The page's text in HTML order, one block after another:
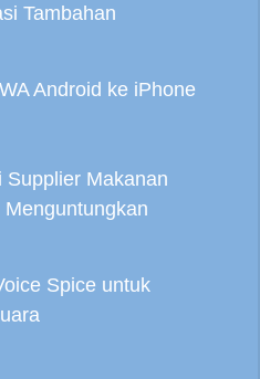
Tambahan
Android ke iPhone
Supplier Makanan
Spice untuk